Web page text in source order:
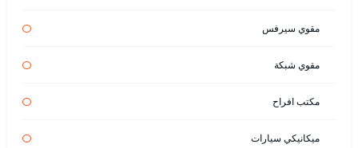
مقوي سيرفس
مقوي شبكة
مكتب افراح
ميكانيكي سيارات